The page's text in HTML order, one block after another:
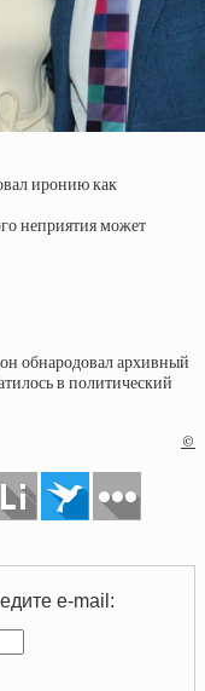
иронию как
неприятия может
обнародовал архивный
в политический
©
e-mail: